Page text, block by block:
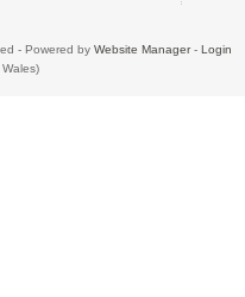
- Powered by Website Manager- Login